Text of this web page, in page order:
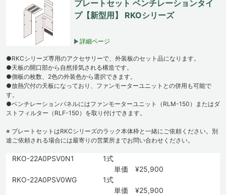
プレートセット ベンチレーションタイ
プ【新型用】 RKOシリーズ
詳細ページ
●RKCシリーズ専用のアクセサリーで、外装板のセット品になります。
●天板の開口部から自然排気される構造です。
●側板の枚数、2色の外装色から選択できます。
●放熱穴付の天板になっており、ファンモーターユニットとの併用も可能で
す。
●ベンチレーションパネルにはファンモーターユニット（RLM-150）またはダ
ストフィルター（RLF-150）を取り付けできます。
※ プレートセットはRKCシリーズのラック本体枠と一緒にご依頼ください。別
途ご依頼される場合には最寄りの営業所までお問い合わせください。
RKO-22A0PSV0N1
1式
単価 ¥25,900
RKO-22A0PSV0WG
1式
単価 ¥25,900